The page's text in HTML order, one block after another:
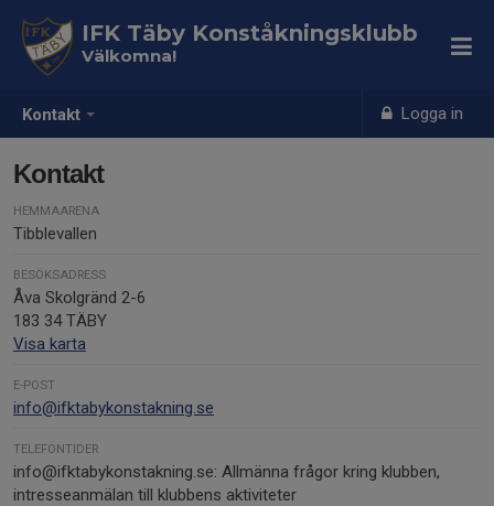
Kontakt Logga in
IFK Täby Konståkningsklubb
Välkomna!
Kontakt
HEMMAARENA
Tibblevallen
BESÖKSADRESS
Åva Skolgränd 2-6
183 34 TÄBY
Visa karta
E-POST
info@ifktabykonstakning.se
TELEFONTIDER
info@ifktabykonstakning.se: Allmänna frågor kring klubben,
intresseanmälan till klubbens aktiviteter